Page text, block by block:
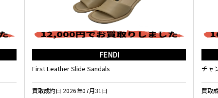
FENDI
First Leather Slide Sandals
買取成約日 2026年07月31日
チャ
買取